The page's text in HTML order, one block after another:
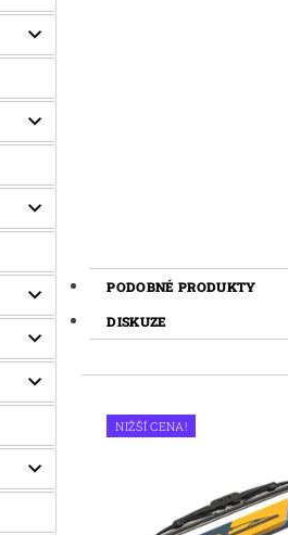
PODOBNÉ PRODUKTY
DISKUZE
NIŽŠÍ CENA!